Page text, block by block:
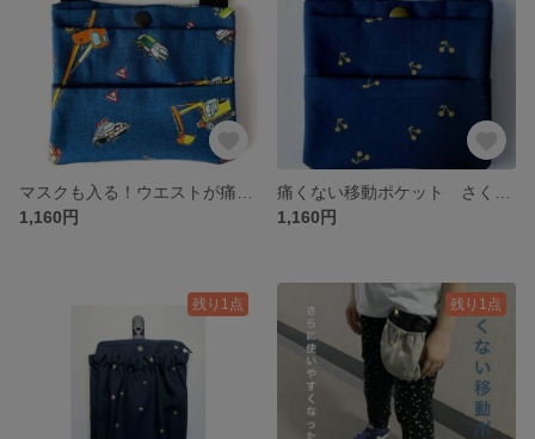
1,160円
1,160円
残り1点 残り1点